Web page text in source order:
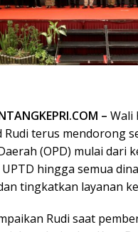
– Wali
Rudi terus mendorong
(OPD) mulai dari
hingga semua
tingkatkan layanan
Rudi saat